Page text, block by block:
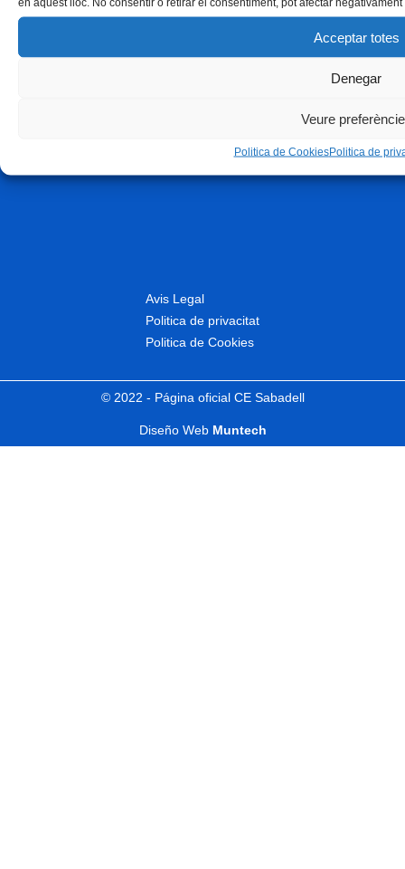
Acceptar totes
Denegar
Veure
Politica de CookiesPolitica de
Avis Legal
Politica de privacitat
Politica de Cookies
© 2022 - Página oficial CE Sabadell
Diseño Web Muntech